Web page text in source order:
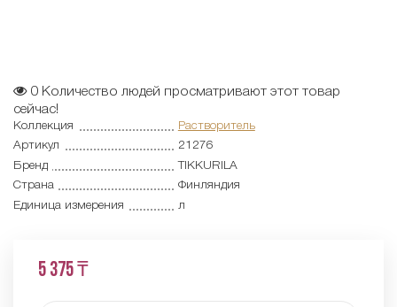
0 Количество людей просматривают этот товар
сейчас!
Коллекция
Растворитель
Артикул
21276
Бренд
TIKKURILA
Страна
Финляндия
Единица измерения
л
5 375 ₸